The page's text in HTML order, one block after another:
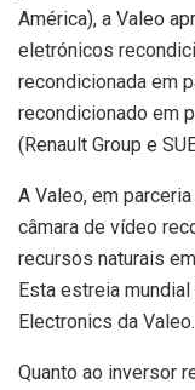
América), a Valeo
eletrónicos
recondicionada em
recondicionado em
(Renault Group e
A Valeo, em
câmara de vídeo
recursos naturais
Esta estreia
Electronics da Valeo.
Quanto ao inversor